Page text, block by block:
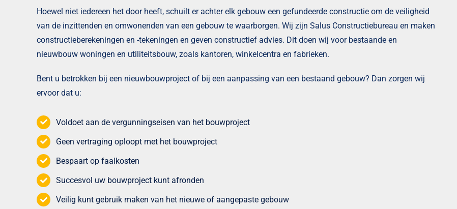
Hoewel niet iedereen het door heeft, schuilt er achter elk gebouw een gefundeerde constructie om de veiligheid
van de inzittenden en omwonenden van een gebouw te waarborgen. Wij zijn Salus Constructiebureau en maken
constructieberekeningen en -tekeningen en geven constructief advies. Dit doen wij voor bestaande en
nieuwbouw woningen en utiliteitsbouw, zoals kantoren, winkelcentra en fabrieken.
Bent u betrokken bij een nieuwbouwproject of bij een aanpassing van een bestaand gebouw? Dan zorgen wij
ervoor dat u:
Voldoet aan de vergunningseisen van het bouwproject
Geen vertraging oploopt met het bouwproject
Bespaart op faalkosten
Succesvol uw bouwproject kunt afronden
Veilig kunt gebruik maken van het nieuwe of aangepaste gebouw